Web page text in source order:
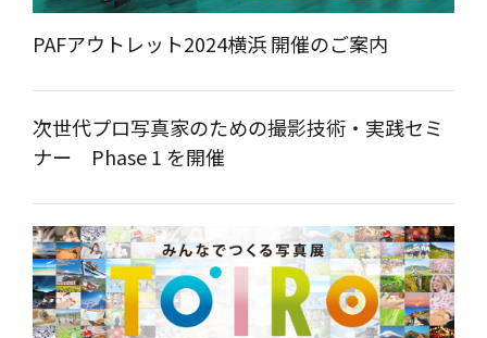
PAFアウトレット2024横浜 開催のご案内
次世代プロ写真家のための撮影技術・実践セミ
ナー Phase 1 を開催